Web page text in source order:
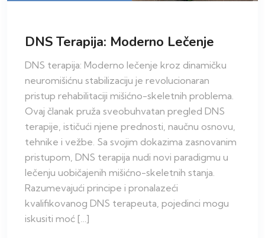
DNS Terapija: Moderno Lečenje
DNS terapija: Moderno lečenje kroz dinamičku
neuromišićnu stabilizaciju je revolucionaran
pristup rehabilitaciji mišićno-skeletnih problema.
Ovaj članak pruža sveobuhvatan pregled DNS
terapije, ističući njene prednosti, naučnu osnovu,
tehnike i vežbe. Sa svojim dokazima zasnovanim
pristupom, DNS terapija nudi novi paradigmu u
lečenju uobičajenih mišićno-skeletnih stanja.
Razumevajući principe i pronalazeći
kvalifikovanog DNS terapeuta, pojedinci mogu
iskusiti moć […]